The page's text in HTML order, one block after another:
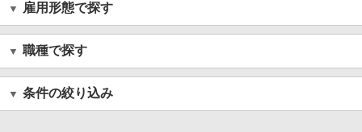
雇用形態で探す
職種で探す
条件の絞り込み